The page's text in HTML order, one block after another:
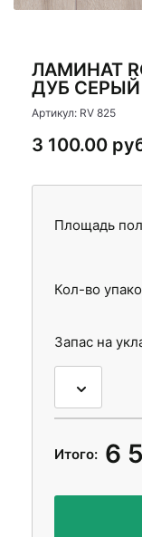
ЛАМИНАТ
ДУБ СЕРЫЙ
Артикул: RV 825
3 100.00
Площадь
Кол-во
Запас на
Итого: 6
Стеновые